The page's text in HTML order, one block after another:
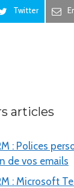
Twitter
articles
: Polices
de vos emails
: Microsoft